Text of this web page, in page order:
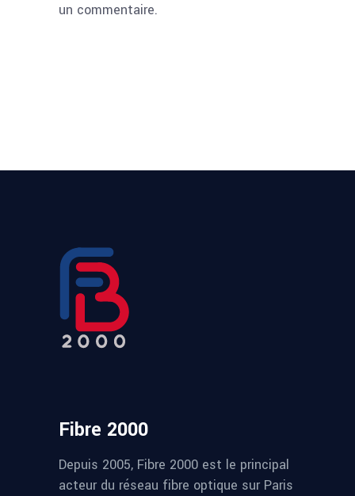
un commentaire.
Fibre 2000
Depuis 2005, Fibre 2000 est le principal
acteur du réseau fibre optique sur Paris